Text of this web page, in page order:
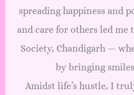
spreading happiness and
and care for others led me
Society, Chandigarh —
by bringing smiles
Amidst life’s hustle, I